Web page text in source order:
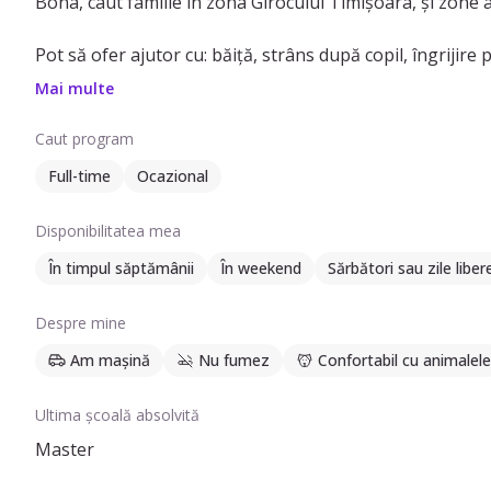
Pot să ofer ajutor cu: băiță, strâns după copil, îngrijire
casei.
Am experiență cu preșcolari (1-6 ani) și școlari (6+ ani).
Mai multe
Caut program
Full-time
Ocazional
Disponibilitatea mea
În timpul săptămânii
În weekend Sărbători sau zile
Despre mine
Am mașină
Nu fumez Confortabil cu animalele
Ultima școală absolvită
Master